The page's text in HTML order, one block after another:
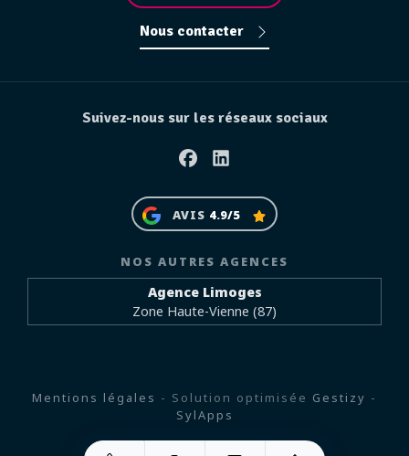
Nous contacter
Suivez-nous sur les réseaux sociaux
FacebookLinkedin
AVIS 4.9/5
NOS AUTRES AGENCES
Agence Limoges
Zone Haute-Vienne (87)
Mentions légales - Solution optimisée Gestizy -
SylApps